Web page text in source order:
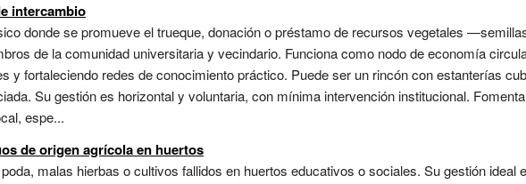
intercambio
donde se promueve el trueque, donación o préstamo de recursos vegetales
de la comunidad universitaria y vecindario. Funciona como nodo de economía
y fortaleciendo redes de conocimiento práctico. Puede ser un rincón con estanterías
Su gestión es horizontal y voluntaria, con mínima intervención institucional.
espe...
de origen agrícola en huertos
malas hierbas o cultivos fallidos en huertos educativos o sociales. Su gestión ideal